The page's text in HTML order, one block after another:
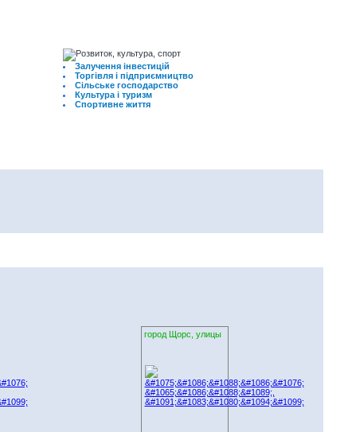
Залучення інвестицій
Торгівля і підприємництво
Сільське господарство
Культура і туризм
Спортивне життя
город Щорс, улицы